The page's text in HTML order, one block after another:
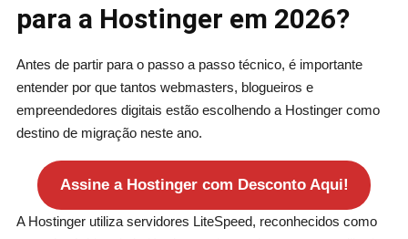
para a Hostinger em 2026?
Antes de partir para o passo a passo técnico, é importante
entender por que tantos webmasters, blogueiros e
empreendedores digitais estão escolhendo a Hostinger como
destino de migração neste ano.
Assine a Hostinger com Desconto Aqui!
A Hostinger utiliza servidores LiteSpeed, reconhecidos como